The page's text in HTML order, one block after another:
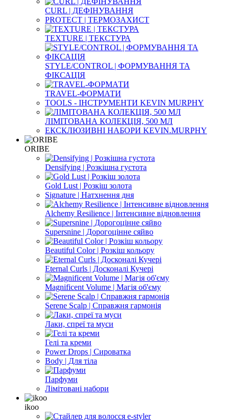
CURL | ДЕФІНУВАННЯ
PROTECT | ТЕРМОЗАХИСТ
TEXTURE | ТЕКСТУРА
STYLE/CONTROL | ФОРМУВАННЯ ТА
ФІКСАЦІЯ
TRAVEL-ФОРМАТИ
TOOLS - ІНСТРУМЕНТИ KEVIN MURPHY
ЛІМІТОВАНА КОЛЕКЦІЯ, 500 МЛ
ЕКСКЛЮЗИВНІ НАБОРИ KEVIN.MURPHY
ORIBE
Densifying | Розкішна густота
Gold Lust | Розкіш золота
Signature | Натхнення дня
Alchemy Resilience | Інтенсивне відновлення
Supersnine | Дорогоцінне сяйво
Beautiful Color | Розкіш кольору
Eternal Curls | Досконалі Кучері
Magnificent Volume | Магія об'єму
Serene Scalp | Справжня гармонія
Лаки, спреї та муси
Гелі та креми
Power Drops | Сироватка
Body | Для тіла
Парфуми
Лімітовані набори
ikoo